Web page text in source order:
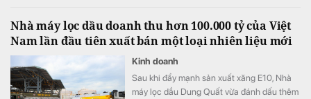
định, mà từ các tài sản sở hữu trí tuệ (IP) -
nhóm tài sản gần như chưa được phản ánh
Nhà máy lọc dầu doanh thu hơn 100.000 tỷ của Việt
Nam lần đầu tiên xuất bán một loại nhiên liệu mới
Kinh doanh
Sau khi đẩy mạnh sản xuất xăng E10, Nhà
máy lọc dầu Dung Quất vừa đánh dấu thêm